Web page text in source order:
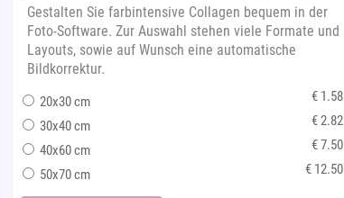
Gestalten Sie farbintensive Collagen bequem in der
Foto-Software. Zur Auswahl stehen viele Formate und
Layouts, sowie auf Wunsch eine automatische
Bildkorrektur.
20x30 cm
€ 1.58
30x40 cm
€ 2.82
40x60 cm
€ 7.50
50x70 cm
€ 12.50